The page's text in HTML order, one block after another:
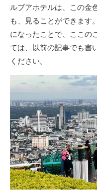
ルブアホテルは、この金
も、見ることができます
になったことで、ここの
ては、以前の記事でも書
ください。